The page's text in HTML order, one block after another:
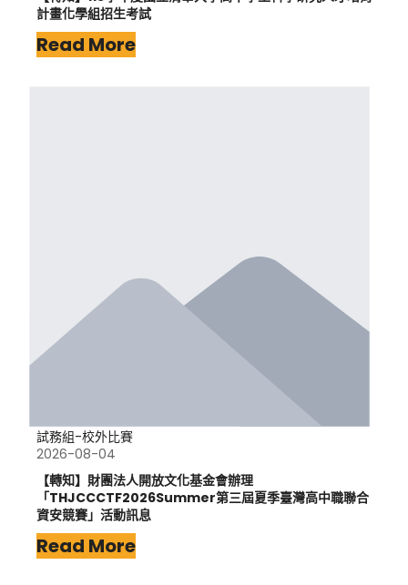
計畫化學組招生考試
Read More
試務組-校外比賽
2026-08-04
【轉知】財團法人開放文化基金會辦理
「THJCCCTF2026Summer第三屆夏季臺灣高中職聯合
資安競賽」活動訊息
Read More